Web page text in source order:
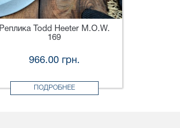
Реплика Todd Heeter M.O.W.
169
966.00 грн.
ПОДРОБНЕЕ